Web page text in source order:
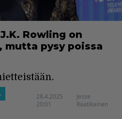
Rowling on
pysy poissa
28.4.2025
20:01
Jesse
Raatikainen